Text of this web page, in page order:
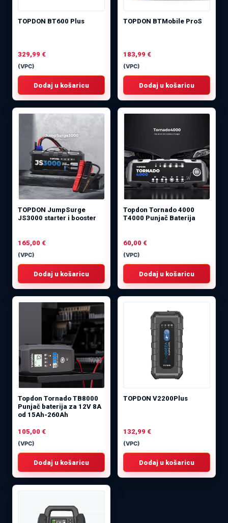
TOPDON BT600 Plus
329,99 €
(VPC)
Dodaj u košaricu
TOPDON BTMobile ProS
183,99 €
(VPC)
Dodaj u košaricu
TOPDON JumpSurge
JS3000 starter i booster
165,00 €
(VPC)
Dodaj u košaricu
Topdon Tornado 4000
T4000 Punjač Baterija
60,00 €
(VPC)
Dodaj u košaricu
Topdon Tornado TB8000
Punjač baterija za 12V 8A
od 15Ah-260Ah
105,00 €
(VPC)
Dodaj u košaricu
TOPDON V2200Plus
132,99 €
(VPC)
Dodaj u košaricu